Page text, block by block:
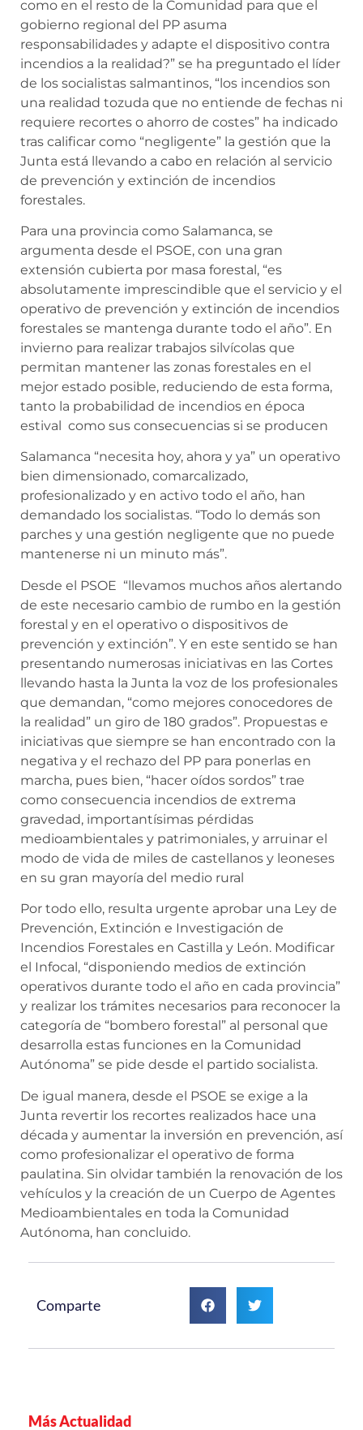
como en el resto de la Comunidad para que el
gobierno regional del PP asuma
responsabilidades y adapte el dispositivo contra
incendios a la realidad?” se ha preguntado el líder
de los socialistas salmantinos, “los incendios son
una realidad tozuda que no entiende de fechas ni
requiere recortes o ahorro de costes” ha indicado
tras calificar como “negligente” la gestión que la
Junta está llevando a cabo en relación al servicio
de prevención y extinción de incendios
forestales.
Para una provincia como Salamanca, se
argumenta desde el PSOE, con una gran
extensión cubierta por masa forestal, “es
absolutamente imprescindible que el servicio y el
operativo de prevención y extinción de incendios
forestales se mantenga durante todo el año”. En
invierno para realizar trabajos silvícolas que
permitan mantener las zonas forestales en el
mejor estado posible, reduciendo de esta forma,
tanto la probabilidad de incendios en época
estival como sus consecuencias si se producen
Salamanca “necesita hoy, ahora y ya” un operativo
bien dimensionado, comarcalizado,
profesionalizado y en activo todo el año, han
demandado los socialistas. “Todo lo demás son
parches y una gestión negligente que no puede
mantenerse ni un minuto más”.
Desde el PSOE “llevamos muchos años alertando
de este necesario cambio de rumbo en la gestión
forestal y en el operativo o dispositivos de
prevención y extinción”. Y en este sentido se han
presentando numerosas iniciativas en las Cortes
llevando hasta la Junta la voz de los profesionales
que demandan, “como mejores conocedores de
la realidad” un giro de 180 grados”. Propuestas e
iniciativas que siempre se han encontrado con la
negativa y el rechazo del PP para ponerlas en
marcha, pues bien, “hacer oídos sordos” trae
como consecuencia incendios de extrema
gravedad, importantísimas pérdidas
medioambientales y patrimoniales, y arruinar el
modo de vida de miles de castellanos y leoneses
en su gran mayoría del medio rural
Por todo ello, resulta urgente aprobar una Ley de
Prevención, Extinción e Investigación de
Incendios Forestales en Castilla y León. Modificar
el Infocal, “disponiendo medios de extinción
operativos durante todo el año en cada provincia”
y realizar los trámites necesarios para reconocer la
categoría de “bombero forestal” al personal que
desarrolla estas funciones en la Comunidad
Autónoma” se pide desde el partido socialista.
De igual manera, desde el PSOE se exige a la
Junta revertir los recortes realizados hace una
década y aumentar la inversión en prevención, así
como profesionalizar el operativo de forma
paulatina. Sin olvidar también la renovación de los
vehículos y la creación de un Cuerpo de Agentes
Medioambientales en toda la Comunidad
Autónoma, han concluido.
Comparte
Más Actualidad